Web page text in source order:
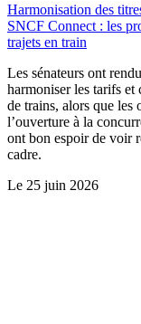
Harmonisation des
SNCF Connect : les
trajets en train
Les sénateurs ont
harmoniser les tarifs et
de trains, alors que les
l’ouverture à la
ont bon espoir de voir
cadre.
Le 25 juin 2026